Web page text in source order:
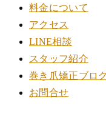
料金について
アクセス
LINE相談
スタッフ紹介
巻き爪矯正ブロ
お問合せ